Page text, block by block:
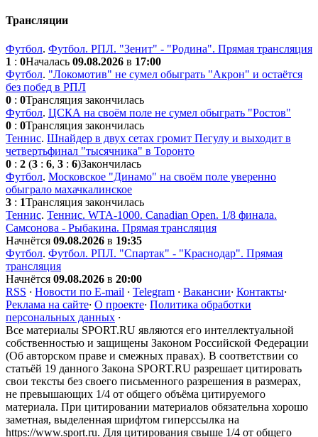
Трансляции
Футбол. Футбол. РПЛ. "Зенит" - "Родина". Прямая трансляция
1 : 0Началась 09.08.2026 в 17:00
Футбол. "Локомотив" не сумел обыграть "Акрон" и остаётся
без побед в РПЛ
0 : 0Трансляция закончилась
Футбол. ЦСКА на своём поле не сумел обыграть "Ростов"
0 : 0Трансляция закончилась
Теннис. Шнайдер в двух сетах громит Пегулу и выходит в
четвертьфинал "тысячника" в Торонто
0 : 2 (3 : 6, 3 : 6)Закончилась
Футбол. Московское "Динамо" на своём поле уверенно
обыграло махачкалинское
3 : 1Трансляция закончилась
Теннис. Теннис. WTA-1000. Сanadian Open. 1/8 финала.
Самсонова - Рыбакина. Прямая трансляция
Начнётся 09.08.2026 в 19:35
Футбол. Футбол. РПЛ. "Спартак" - "Краснодар". Прямая
трансляция
Начнётся 09.08.2026 в 20:00
RSS · Новости по E-mail · Telegram · Вакансии· Контакты·
Реклама на сайте· О проекте· Политика обработки
персональных данных ·
Все материалы SPORT.RU являются его интеллектуальной
собственностью и защищены Законом Российской Федерации
(Об авторском праве и смежных правах). В соответствии со
статьёй 19 данного Закона SPORT.RU разрешает цитировать
свои тексты без своего письменного разрешения в размерах,
не превышающих 1/4 от общего объёма цитируемого
материала. При цитировании материалов обязательна хорошо
заметная, выделенная шрифтом гиперссылка на
https://www.sport.ru. Для цитирования свыше 1/4 от общего